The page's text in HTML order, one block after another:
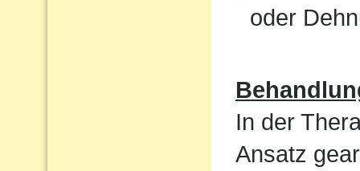
oder
In der
Ansatz